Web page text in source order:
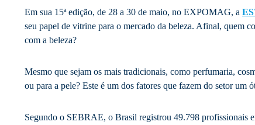
Em sua 15ª edição, de 28 a 30 de maio, no EXPOMAG, a
seu papel de vitrine para o mercado da beleza. Afinal, quem
com a beleza?
Mesmo que sejam os mais tradicionais, como perfumaria,
ou para a pele? Este é um dos fatores que fazem do setor um
Segundo o SEBRAE, o Brasil registrou 49.798 profissionais